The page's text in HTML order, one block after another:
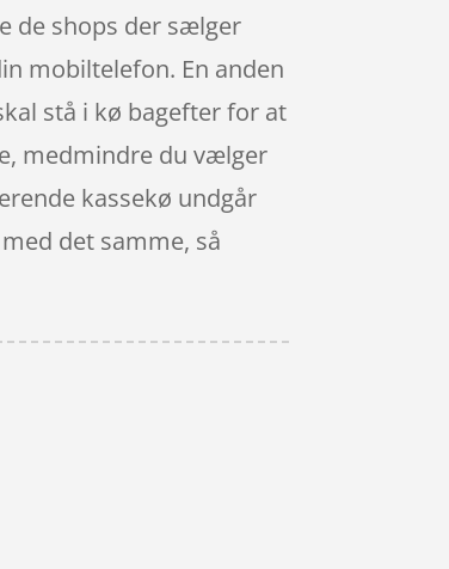
de shops der sælger
mobiltelefon. En anden
stå i kø bagefter for at
medmindre du vælger
kassekø undgår
det samme, så